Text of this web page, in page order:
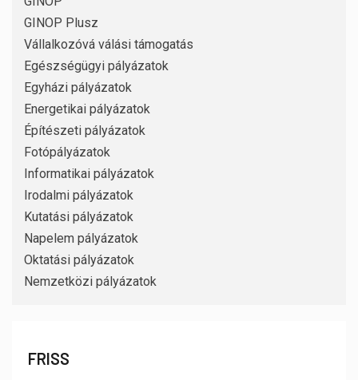
GINOP Plusz
Vállalkozóvá válási támogatás
Egészségügyi pályázatok
Egyházi pályázatok
Energetikai pályázatok
Építészeti pályázatok
Fotópályázatok
Informatikai pályázatok
Irodalmi pályázatok
Kutatási pályázatok
Napelem pályázatok
Oktatási pályázatok
Nemzetközi pályázatok
FRISS